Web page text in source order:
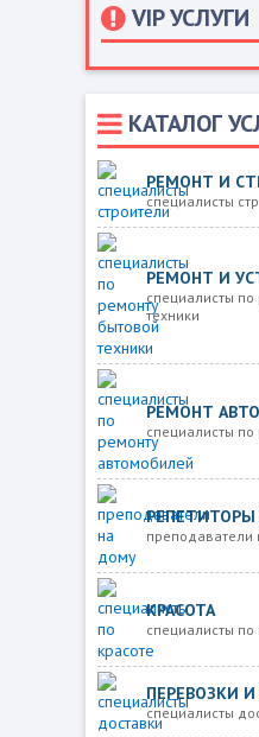
VIP УСЛУГИ
КАТАЛОГ
РЕМОНТ И
специалисты
РЕМОНТ И
специалисты
техники
РЕМОНТ АВТО
специалисты
РЕПЕТИТОРЫ
преподаватели
КРАСОТА
специалисты по
ПЕРЕВОЗКИ
специалисты